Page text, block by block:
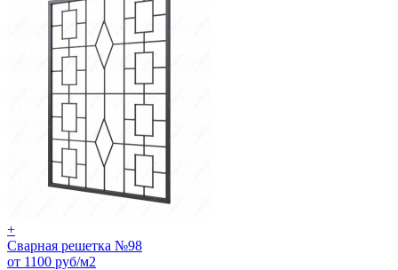
+
Сварная решетка №98
от 1100 руб/м2